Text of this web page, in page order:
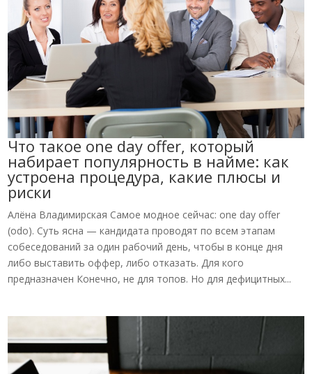
Что такое one day offer, который
набирает популярность в найме: как
устроена процедура, какие плюсы и
риски
Алёна Владимирская Самое модное сейчас: one day offer
(odo). Суть ясна — кандидата проводят по всем этапам
собеседований за один рабочий день, чтобы в конце дня
либо выставить оффер, либо отказать. Для кого
предназначен Конечно, не для топов. Но для дефицитных...